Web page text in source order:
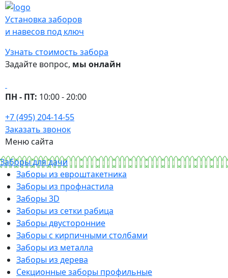
Установка заборов
и навесов под ключ
Узнать стоимость забора
Задайте вопрос, мы онлайн
ПН - ПТ: 10:00 - 20:00
+7 (495) 204-14-55
Заказать звонок
Меню сайта
Заборы для дачи
Заборы из евроштакетника
Заборы из профнастила
Заборы 3D
Заборы из сетки рабица
Заборы двусторонние
Заборы с кирпичными столбами
Заборы из металла
Заборы из дерева
Секционные заборы профильные